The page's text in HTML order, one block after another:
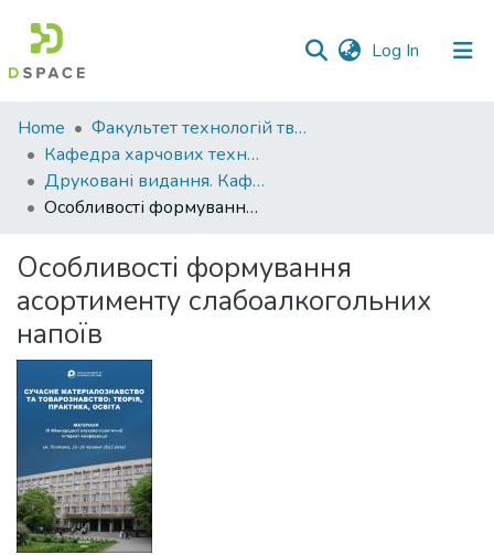
Log In (current)
Communities
&
Collections
Statistics
Home
Факультет технологій тваринництва та продовольства
Кафедра харчових технологій
Друковані видання. Кафедра харчових технологій
Особливості формування асортименту слабоалкогольних напоїв
Особливості формування
асортименту слабоалкогольних
напоїв